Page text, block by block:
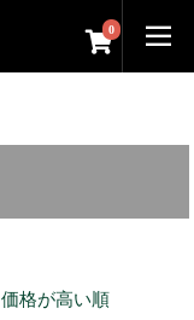
0
価格が高い順